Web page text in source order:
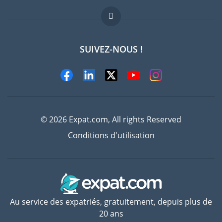
Offres d'emploi
FAQ
Experts
SUIVEZ-NOUS !
© 2026 Expat.com, All rights Reserved
Conditions d'utilisation
Au service des expatriés, gratuitement, depuis plus de
20 ans